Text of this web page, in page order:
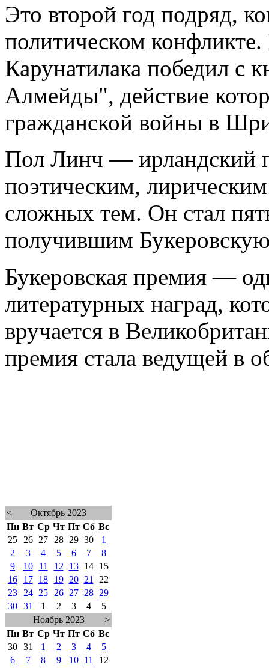
Это второй год подряд,
политическом
Карунатилака победил с
Алмейды", действие
гражданской войны в
Пол Линч — ирландский
поэтическим,
сложных тем. Он стал
получившим
Букеровская премия —
литературных наград,
вручается в
премия стала ведущей в
<
Октябрь 2023
Пн Вт Ср Чт Пт Сб Вс
25
26 27 28 29 30
1
2
3 4 5 6 7
8
9
10 11 12 13 14
15
16
17 18 19 20 21
22
23
24 25 26 27 28
29
30 31 1 2 3 4
5
Ноябрь 2023
>
Пн Вт Ср Чт Пт Сб Вс
30 31 1 2 3 4
5
6
7 8 9 10 11
12